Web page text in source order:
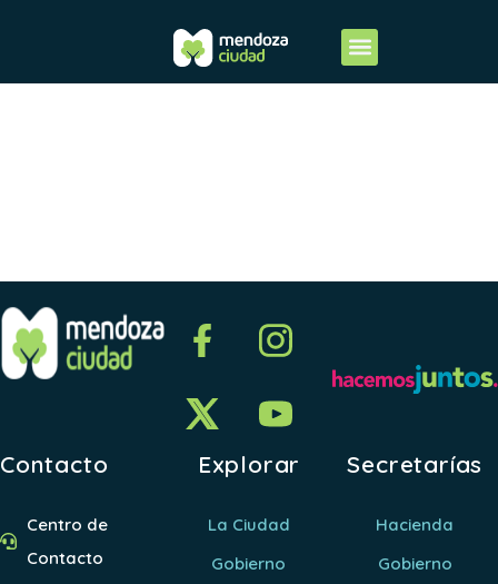
Contacto
Centro de
Contacto
Explorar
La Ciudad
Gobierno
Secretarías
Hacienda
Gobierno